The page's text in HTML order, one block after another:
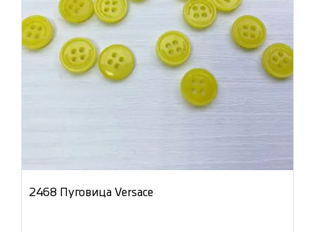
2468 Пуговица Versace